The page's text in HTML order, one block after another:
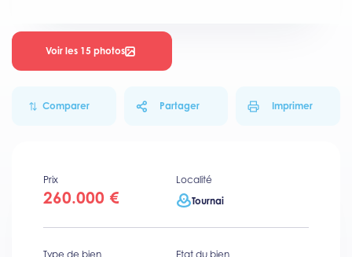
Voir les 15 photos
Comparer Partager Imprimer
Prix
260.000 €
Localité
Tournai
Type de bien
Etat du bien